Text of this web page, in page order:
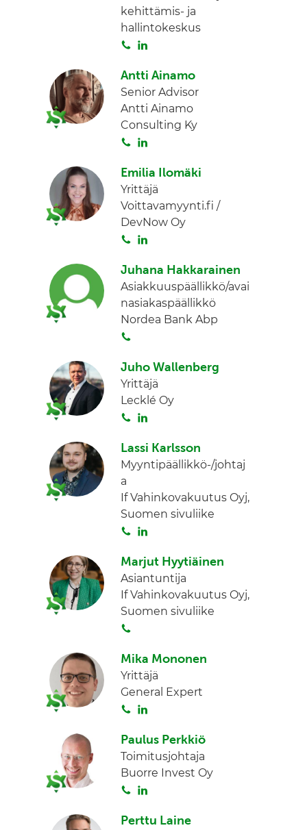
kehittämis- ja
hallintokeskus
S
i
t
a
n
k
e
d
Antti Ainamo
Senior Advisor
Antti Ainamo
Consulting Ky
S
i
t
a
n
k
e
d
Emilia Ilomäki
Yrittäjä
Voittavamyynti.fi /
DevNow Oy
S
i
t
a
n
k
e
d
Juhana Hakkarainen
Asiakkuuspäällikkö/avai
nasiakaspäällikkö
Nordea Bank Abp
i
t
a
Juho Wallenberg
Yrittäjä
Lecklé Oy
S
i
t
n
k
d
I
Lassi Karlsson
Myyntipäällikkö-/johtaj
a
If Vahinkovakuutus Oyj,
Suomen sivuliike
S
i
t
a
n
k
e
d
Marjut Hyytiäinen
Asiantuntija
If Vahinkovakuutus Oyj,
Suomen sivuliike
i
t
a
Mika Mononen
Yrittäjä
General Expert
S
i
t
a
n
k
e
n
Paulus Perkkiö
Toimitusjohtaja
Buorre Invest Oy
S
i
n
Perttu Laine